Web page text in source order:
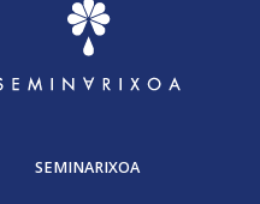
SEMINARIXOA